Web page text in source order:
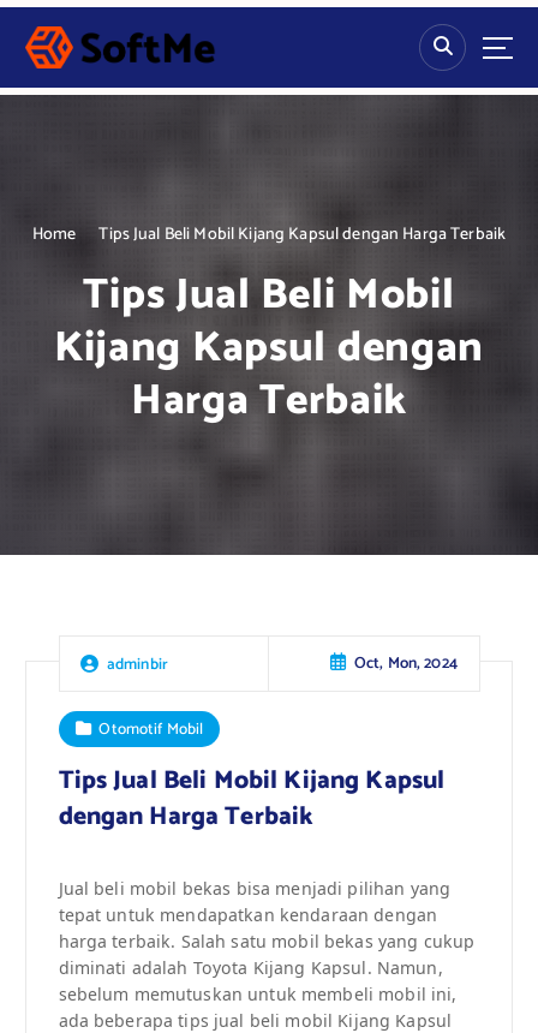
S
p
Home Tips Jual Beli Mobil Kijang Kapsul dengan Harga Terbaik
Tips Jual Beli Mobil
Kijang Kapsul dengan
Harga Terbaik
adminbir Oct, Mon, 2024
Otomotif Mobil
Tips Jual Beli Mobil Kijang Kapsul
dengan Harga Terbaik
Jual beli mobil bekas bisa menjadi pilihan yang
tepat untuk mendapatkan kendaraan dengan
harga terbaik. Salah satu mobil bekas yang cukup
diminati adalah Toyota Kijang Kapsul. Namun,
sebelum memutuskan untuk membeli mobil ini,
ada beberapa tips jual beli mobil Kijang Kapsul